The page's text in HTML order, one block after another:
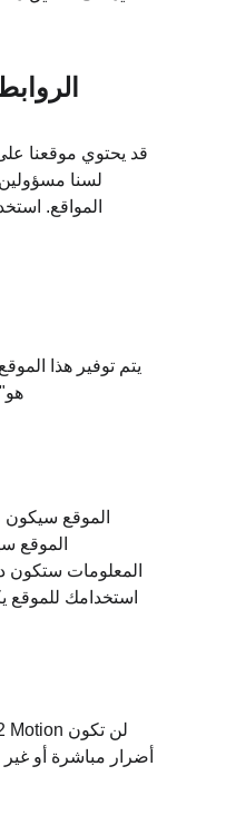
قد يحتوي موقعنا
لسنا
المواقع.
يتم توفير هذا
الموقع سيكون
الموقع
المعلومات ستكون
استخدامك
أضرار مباشرة أو